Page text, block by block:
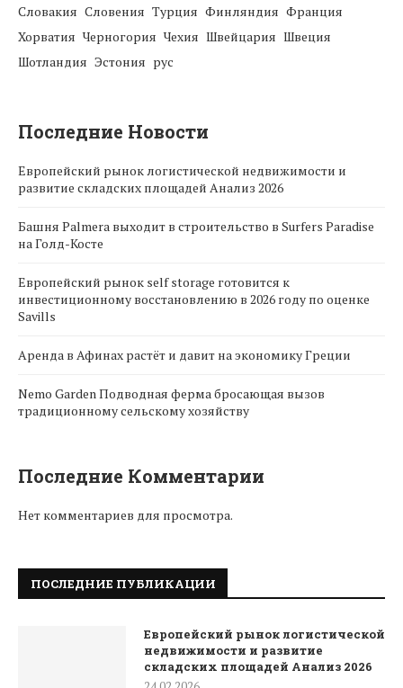
Словакия Словения Турция Финляндия Франция
Хорватия Черногория Чехия Швейцария Швеция
Шотландия Эстония рус
Последние Новости
Европейский рынок логистической недвижимости и
развитие складских площадей Анализ 2026
Башня Palmera выходит в строительство в Surfers Paradise
на Голд-Косте
Европейский рынок self storage готовится к
инвестиционному восстановлению в 2026 году по оценке
Savills
Аренда в Афинах растёт и давит на экономику Греции
Nemo Garden Подводная ферма бросающая вызов
традиционному сельскому хозяйству
Последние Комментарии
Нет комментариев для просмотра.
ПОСЛЕДНИЕ ПУБЛИКАЦИИ
Европейский рынок логистической
недвижимости и развитие
складских площадей Анализ 2026